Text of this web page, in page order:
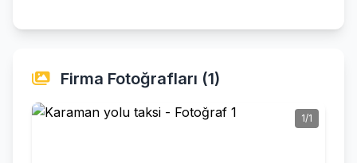
Firma Fotoğrafları (1)
1/1